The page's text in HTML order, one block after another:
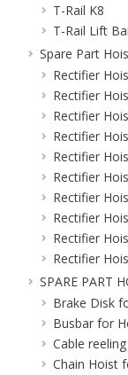
T-Rail K8
T-Rail Lift
Spare Part
Rectifier
Rectifier
Rectifier
Rectifier
Rectifier
Rectifier
Rectifier
Rectifier
Rectifier
Rectifier
SPARE PART
Brake Disk
Busbar for
Cable
Chain Hoist